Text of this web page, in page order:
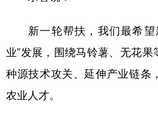
新一轮帮扶，我们最希望
业”发展，围绕马铃薯、无花
种源技术攻关、延伸产业链条
农业人才。